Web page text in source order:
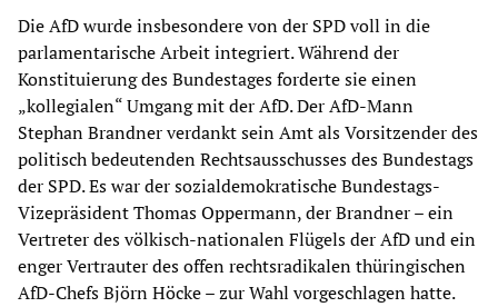
Die AfD wurde insbesondere von der SPD voll in die
parlamentarische Arbeit integriert. Während der
Konstituierung des Bundestages forderte sie einen
„kollegialen“ Umgang mit der AfD. Der AfD-Mann
Stephan Brandner verdankt sein Amt als Vorsitzender des
politisch bedeutenden Rechtsausschusses des Bundestags
der SPD. Es war der sozialdemokratische Bundestags-
Vizepräsident Thomas Oppermann, der Brandner – ein
Vertreter des völkisch-nationalen Flügels der AfD und ein
enger Vertrauter des offen rechtsradikalen thüringischen
AfD-Chefs Björn Höcke – zur Wahl vorgeschlagen hatte.